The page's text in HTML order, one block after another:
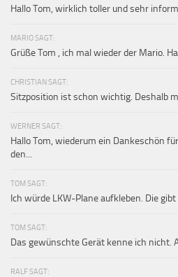
Hallo Tom, wirklich toller und sehr
MARIO SAGT:
Grüße Tom , ich mal wieder der Mario.
CHRISTIAN SAGT:
Sitzposition ist schon wichtig. Deshalb
WERNER SAGT:
Hallo Tom, wiederum ein Dankeschön
den...
TOM SAGT:
Ich würde LKW-Plane aufkleben. Die
TOM SAGT:
Das gewünschte Gerät kenne ich nicht.
RALF SAGT: